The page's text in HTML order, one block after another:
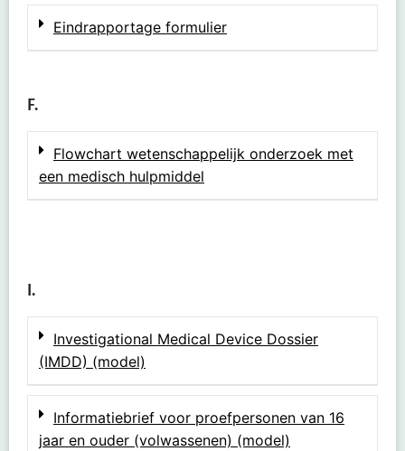
Eindrapportage formulier
F.
Flowchart wetenschappelijk onderzoek met
een medisch hulpmiddel
I.
Investigational Medical Device Dossier
(IMDD) (model)
Informatiebrief voor proefpersonen van 16
jaar en ouder (volwassenen) (model)